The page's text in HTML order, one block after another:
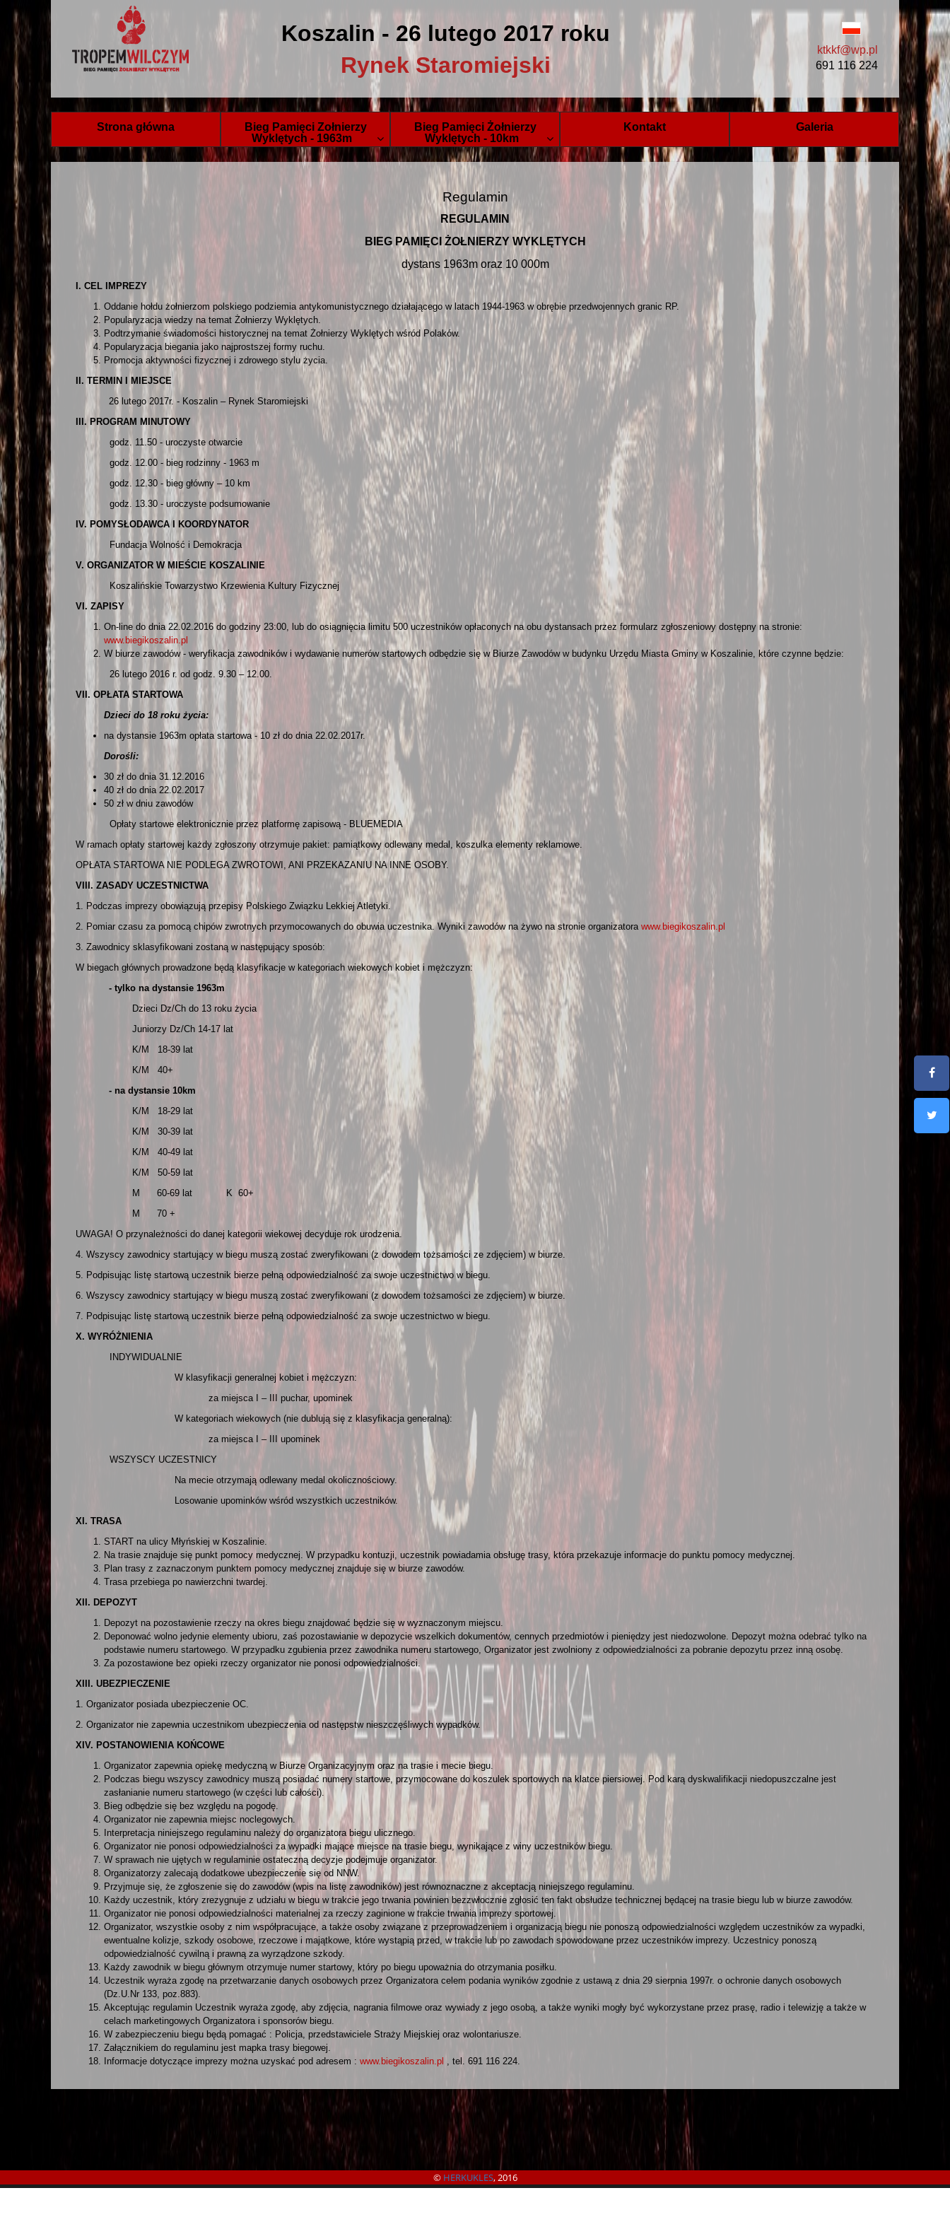
Koszalin - 26 lutego 2017 roku
Rynek Staromiejski
ktkkf@wp.pl
691 116 224
Strona główna
Bieg Pamięci Zołnierzy
Wyklętych - 1963m
Bieg Pamięci Żołnierzy
Wyklętych - 10km
Kontakt Galeria
Regulamin
REGULAMIN
BIEG PAMIĘCI ŻOŁNIERZY WYKLĘTYCH
dystans 1963m oraz 10 000m
I. CEL IMPREZY
Oddanie hołdu żołnierzom polskiego podziemia antykomunistycznego działającego w latach 1944-1963 w obrębie przedwojennych granic RP.
Popularyzacja wiedzy na temat Żołnierzy Wyklętych.
Podtrzymanie świadomości historycznej na temat Żołnierzy Wyklętych wśród Polaków.
Popularyzacja biegania jako najprostszej formy ruchu.
Promocja aktywności fizycznej i zdrowego stylu życia.
II. TERMIN I MIEJSCE
26 lutego 2017r. - Koszalin – Rynek Staromiejski
III. PROGRAM MINUTOWY
godz. 11.50 - uroczyste otwarcie
godz. 12.00 - bieg rodzinny - 1963 m
godz. 12.30 - bieg główny – 10 km
godz. 13.30 - uroczyste podsumowanie
IV. POMYSŁODAWCA I KOORDYNATOR
Fundacja Wolność i Demokracja
V. ORGANIZATOR W MIEŚCIE KOSZALINIE
Koszalińskie Towarzystwo Krzewienia Kultury Fizycznej
VI. ZAPISY
On-line do dnia 22.02.2016 do godziny 23:00, lub do osiągnięcia limitu 500 uczestników opłaconych na obu dystansach przez formularz zgłoszeniowy dostępny na stronie:
www.biegikoszalin.pl
W biurze zawodów - weryfikacja zawodników i wydawanie numerów startowych odbędzie się w Biurze Zawodów w budynku Urzędu Miasta Gminy w Koszalinie, które czynne będzie:
26 lutego 2016 r. od godz. 9.30 – 12.00.
VII. OPŁATA STARTOWA
Dzieci do 18 roku życia:
na dystansie 1963m opłata startowa - 10 zł do dnia 22.02.2017r.
Dorośli:
30 zł do dnia 31.12.2016
40 zł do dnia 22.02.2017
50 zł w dniu zawodów
Opłaty startowe elektronicznie przez platformę zapisową - BLUEMEDIA
W ramach opłaty startowej każdy zgłoszony otrzymuje pakiet: pamiątkowy odlewany medal, koszulka elementy reklamowe.
OPŁATA STARTOWA NIE PODLEGA ZWROTOWI, ANI PRZEKAZANIU NA INNE OSOBY.
VIII. ZASADY UCZESTNICTWA
1. Podczas imprezy obowiązują przepisy Polskiego Związku Lekkiej Atletyki.
2. Pomiar czasu za pomocą chipów zwrotnych przymocowanych do obuwia uczestnika. Wyniki zawodów na żywo na stronie organizatora www.biegikoszalin.pl
3. Zawodnicy sklasyfikowani zostaną w następujący sposób:
W biegach głównych prowadzone będą klasyfikacje w kategoriach wiekowych kobiet i mężczyzn:
- tylko na dystansie 1963m
Dzieci Dz/Ch do 13 roku życia
Juniorzy Dz/Ch 14-17 lat
K/M 18-39 lat
K/M 40+
- na dystansie 10km
K/M 18-29 lat
K/M 30-39 lat
K/M 40-49 lat
K/M 50-59 lat
M 60-69 lat K 60+
M 70 +
UWAGA! O przynależności do danej kategorii wiekowej decyduje rok urodzenia.
4. Wszyscy zawodnicy startujący w biegu muszą zostać zweryfikowani (z dowodem tożsamości ze zdjęciem) w biurze.
5. Podpisując listę startową uczestnik bierze pełną odpowiedzialność za swoje uczestnictwo w biegu.
6. Wszyscy zawodnicy startujący w biegu muszą zostać zweryfikowani (z dowodem tożsamości ze zdjęciem) w biurze.
7. Podpisując listę startową uczestnik bierze pełną odpowiedzialność za swoje uczestnictwo w biegu.
X. WYRÓŻNIENIA
INDYWIDUALNIE
W klasyfikacji generalnej kobiet i mężczyzn:
za miejsca I – III puchar, upominek
W kategoriach wiekowych (nie dublują się z klasyfikacja generalną):
za miejsca I – III upominek
WSZYSCY UCZESTNICY
Na mecie otrzymają odlewany medal okolicznościowy.
Losowanie upominków wśród wszystkich uczestników.
XI. TRASA
START na ulicy Młyńskiej w Koszalinie.
Na trasie znajduje się punkt pomocy medycznej. W przypadku kontuzji, uczestnik powiadamia obsługę trasy, która przekazuje informacje do punktu pomocy medycznej.
Plan trasy z zaznaczonym punktem pomocy medycznej znajduje się w biurze zawodów.
Trasa przebiega po nawierzchni twardej.
XII. DEPOZYT
Depozyt na pozostawienie rzeczy na okres biegu znajdować będzie się w wyznaczonym miejscu.
Deponować wolno jedynie elementy ubioru, zaś pozostawianie w depozycie wszelkich dokumentów, cennych przedmiotów i pieniędzy jest niedozwolone. Depozyt można odebrać tylko na
podstawie numeru startowego. W przypadku zgubienia przez zawodnika numeru startowego, Organizator jest zwolniony z odpowiedzialności za pobranie depozytu przez inną osobę.
Za pozostawione bez opieki rzeczy organizator nie ponosi odpowiedzialności.
XIII. UBEZPIECZENIE
1. Organizator posiada ubezpieczenie OC.
2. Organizator nie zapewnia uczestnikom ubezpieczenia od następstw nieszczęśliwych wypadków.
XIV. POSTANOWIENIA KOŃCOWE
Organizator zapewnia opiekę medyczną w Biurze Organizacyjnym oraz na trasie i mecie biegu.
Podczas biegu wszyscy zawodnicy muszą posiadać numery startowe, przymocowane do koszulek sportowych na klatce piersiowej. Pod karą dyskwalifikacji niedopuszczalne jest
zasłanianie numeru startowego (w części lub całości).
Bieg odbędzie się bez względu na pogodę.
Organizator nie zapewnia miejsc noclegowych.
Interpretacja niniejszego regulaminu należy do organizatora biegu ulicznego.
Organizator nie ponosi odpowiedzialności za wypadki mające miejsce na trasie biegu, wynikające z winy uczestników biegu.
W sprawach nie ujętych w regulaminie ostateczną decyzje podejmuje organizator.
Organizatorzy zalecają dodatkowe ubezpieczenie się od NNW.
Przyjmuje się, że zgłoszenie się do zawodów (wpis na listę zawodników) jest równoznaczne z akceptacją niniejszego regulaminu.
Każdy uczestnik, który zrezygnuje z udziału w biegu w trakcie jego trwania powinien bezzwłocznie zgłosić ten fakt obsłudze technicznej będącej na trasie biegu lub w biurze zawodów.
Organizator nie ponosi odpowiedzialności materialnej za rzeczy zaginione w trakcie trwania imprezy sportowej.
Organizator, wszystkie osoby z nim współpracujące, a także osoby związane z przeprowadzeniem i organizacją biegu nie ponoszą odpowiedzialności względem uczestników za wypadki,
ewentualne kolizje, szkody osobowe, rzeczowe i majątkowe, które wystąpią przed, w trakcie lub po zawodach spowodowane przez uczestników imprezy. Uczestnicy ponoszą
odpowiedzialność cywilną i prawną za wyrządzone szkody.
Każdy zawodnik w biegu głównym otrzymuje numer startowy, który po biegu upoważnia do otrzymania posiłku.
Uczestnik wyraża zgodę na przetwarzanie danych osobowych przez Organizatora celem podania wyników zgodnie z ustawą z dnia 29 sierpnia 1997r. o ochronie danych osobowych
(Dz.U.Nr 133, poz.883).
Akceptując regulamin Uczestnik wyraża zgodę, aby zdjęcia, nagrania filmowe oraz wywiady z jego osobą, a także wyniki mogły być wykorzystane przez prasę, radio i telewizję a także w
celach marketingowych Organizatora i sponsorów biegu.
W zabezpieczeniu biegu będą pomagać : Policja, przedstawiciele Straży Miejskiej oraz wolontariusze.
Załącznikiem do regulaminu jest mapka trasy biegowej.
Informacje dotyczące imprezy można uzyskać pod adresem : www.biegikoszalin.pl , tel. 691 116 224.
© HERKUKLES, 2016